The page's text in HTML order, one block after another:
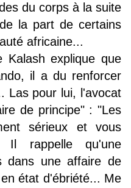
du corps à la suite
la part de certains
africaine...
Kalash explique que
il a du renforcer
Las pour lui, l'avocat
de principe" : "Les
sérieux et vous
rappelle qu'une
dans une affaire de
état d'ébriété... Me